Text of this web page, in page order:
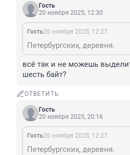
Гость
20 ноября 2025, 12:30
Гость20 ноября 2025, 12:27
Петербургских, деревня.
всё так и не можешь
шесть байт?
ОТВЕТИТЬ
Гость
20 ноября 2025, 20:16
Гость20 ноября 2025, 12:27
Петербургских, деревня.